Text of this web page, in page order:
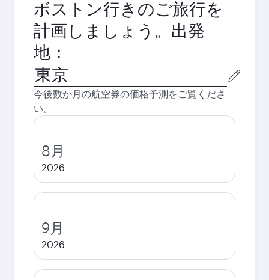
ボストン行きのご旅行を
計画しましょう。出発
地：
出
発
都
市
今後数か月の航空券の価格予測をご覧くださ
い。
8月
2026
9月
2026